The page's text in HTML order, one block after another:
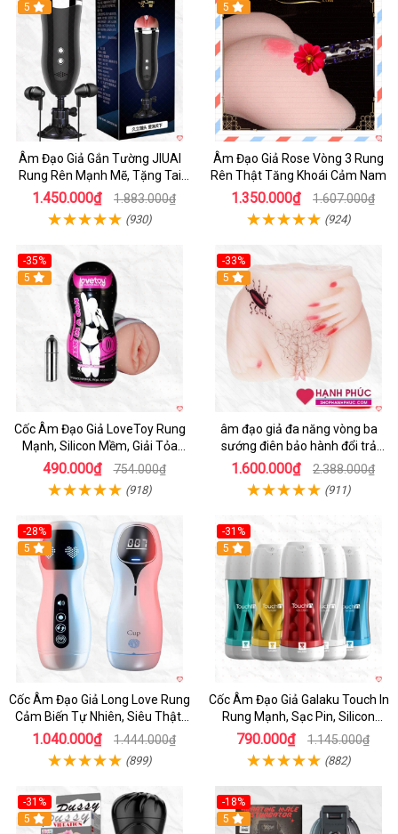
5
Âm Đạo Giả Gắn Tường JIUAI
Rung Rên Mạnh Mẽ, Tặng Tai
Nghe
1.450.000₫ 1.883.000₫
(930)
5
Âm Đạo Giả Rose Vòng 3 Rung
Rên Thật Tăng Khoái Cảm Nam
1.350.000₫ 1.607.000₫
(924)
-35%
5
Cốc Âm Đạo Giả LoveToy Rung
Mạnh, Silicon Mềm, Giải Tỏa
Sinh Lý
490.000₫ 754.000₫
(918)
-33%
5
âm đạo giả đa năng vòng ba
sướng điên bảo hành đổi trả
nhanh
1.600.000₫ 2.388.000₫
(911)
-28%
5
Cốc Âm Đạo Giả Long Love Rung
Cảm Biến Tự Nhiên, Siêu Thật,
Sướng
1.040.000₫ 1.444.000₫
(899)
-31%
Hot
5
Cốc Âm Đạo Giả Galaku Touch In
Rung Mạnh, Sạc Pin, Silicon
Mềm
790.000₫ 1.145.000₫
(882)
-31%
5
-18%
5